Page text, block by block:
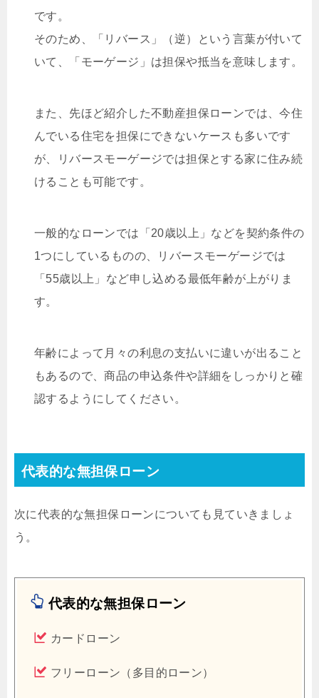
です。
そのため、「リバース」（逆）という言葉が付いて
いて、「モーゲージ」は担保や抵当を意味します。
また、先ほど紹介した不動産担保ローンでは、今住
んでいる住宅を担保にできないケースも多いです
が、リバースモーゲージでは担保とする家に住み続
けることも可能です。
一般的なローンでは「20歳以上」などを契約条件の
1つにしているものの、リバースモーゲージでは
「55歳以上」など申し込める最低年齢が上がりま
す。
年齢によって月々の利息の支払いに違いが出ること
もあるので、商品の申込条件や詳細をしっかりと確
認するようにしてください。
代表的な無担保ローン
次に代表的な無担保ローンについても見ていきましょ
う。
代表的な無担保ローン
カードローン
フリーローン（多目的ローン）